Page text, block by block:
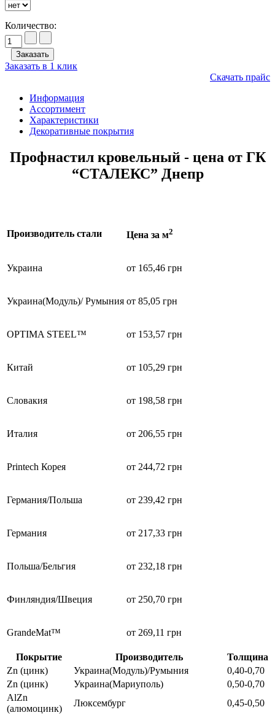
Количество:
Заказать в 1 клик
Скачать прайс
Информация
Ассортимент
Характеристики
Декоративные покрытия
Профнастил кровельный - цена от ГК
“СТАЛЕКС” Днепр
Производитель стали Цена за м2
Украина от 165,46 грн
Украина(Модуль)/ Румыния от 85,05 грн
OPTIMA STEEL™ от 153,57 грн
Китай от 105,29 грн
Словакия от 198,58 грн
Италия от 206,55 грн
Printech Корея от 244,72 грн
Германия/Польша от 239,42 грн
Германия от 217,33 грн
Польша/Бельгия от 232,18 грн
Финляндия/Швеция от 250,70 грн
GrandeMat™ от 269,11 грн
Покрытие Производитель
Толщина
Zn (цинк)
Украина(Модуль)/Румыния
0,40-0,70
Zn (цинк)
Украина(Мариуполь)
0,50-0,70
AlZn
(алюмоцинк)
Люксембург
0,45-0,50